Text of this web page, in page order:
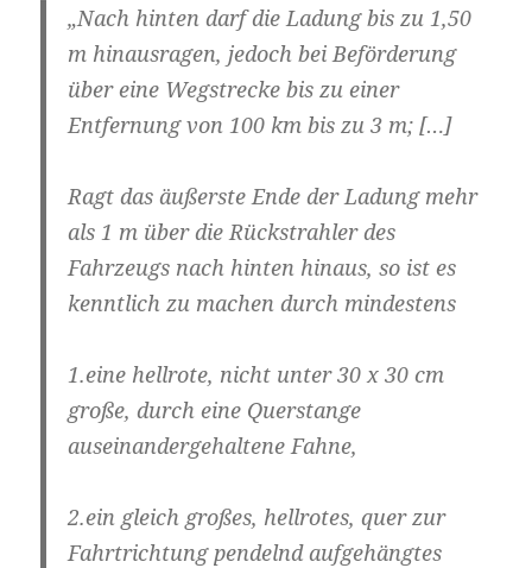
„Nach hinten darf die Ladung bis zu 1,50
m hinausragen, jedoch bei Beförderung
über eine Wegstrecke bis zu einer
Entfernung von 100 km bis zu 3 m; […]
Ragt das äußerste Ende der Ladung mehr
als 1 m über die Rückstrahler des
Fahrzeugs nach hinten hinaus, so ist es
kenntlich zu machen durch mindestens
1.eine hellrote, nicht unter 30 x 30 cm
große, durch eine Querstange
auseinandergehaltene Fahne,
2.ein gleich großes, hellrotes, quer zur
Fahrtrichtung pendelnd aufgehängtes